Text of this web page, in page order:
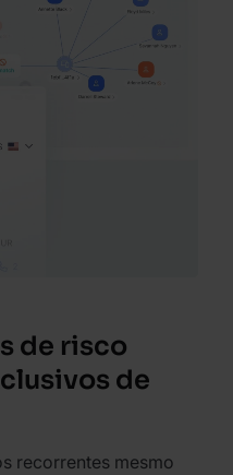
de risco
de
recorrentes mesmo